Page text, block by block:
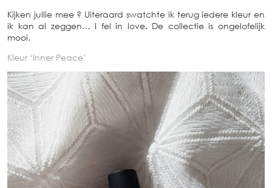
Kijken jullie mee ? Uiteraard swatchte ik terug iedere kleur en
ik kan al zeggen… I fel in love. De collectie is ongelofelijk
mooi.
Kleur ‘Inner Peace’